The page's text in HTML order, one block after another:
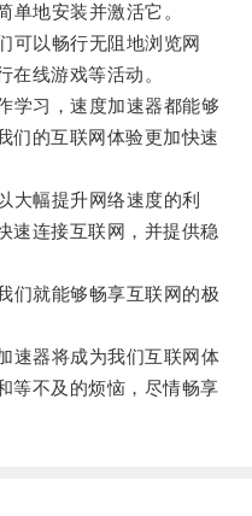
地安装并激活它。
以畅行无阻地浏览网
在线游戏等活动。
习，速度加速器都能够
们的互联网体验更加快速
幅提升网络速度的利
速连接互联网，并提供稳
就能够畅享互联网的极
器将成为我们互联网体
等不及的烦恼，尽情畅享